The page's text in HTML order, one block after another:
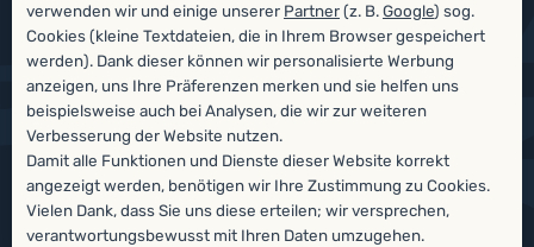
verwenden wir und einige unserer Partner(z. B.Google) sog.
Cookies (kleine Textdateien, die in Ihrem Browser gespeichert
werden). Dank dieser können wir personalisierte Werbung
anzeigen, uns Ihre Präferenzen merken und sie helfen uns
beispielsweise auch bei Analysen, die wir zur weiteren
Verbesserung der Website nutzen.
Damit alle Funktionen und Dienste dieser Website korrekt
angezeigt werden, benötigen wir Ihre Zustimmung zu Cookies.
Vielen Dank, dass Sie uns diese erteilen; wir versprechen,
verantwortungsbewusst mit Ihren Daten umzugehen.
Unsere Tester
Auszeichnungen